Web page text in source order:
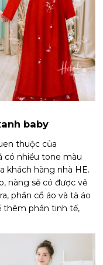
baby
thuộc của
có nhiều tone màu
khách hàng nhà HE.
nàng sẽ có được vẻ
phần cổ áo và tà áo
thêm phần tinh tế,